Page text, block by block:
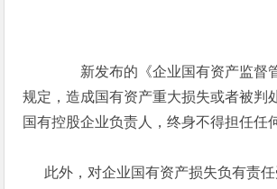
新发布的《企业国有资产监督管
规定，造成国有资产重大损失或者被判
国有控股企业负责人，终身不得担任任
此外，对企业国有资产损失负有责任